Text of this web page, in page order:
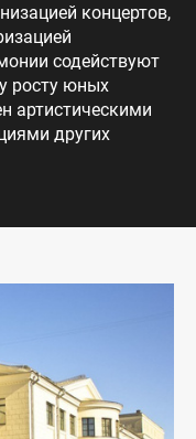
концертов,
содействуют
росту юных
артистическими
других